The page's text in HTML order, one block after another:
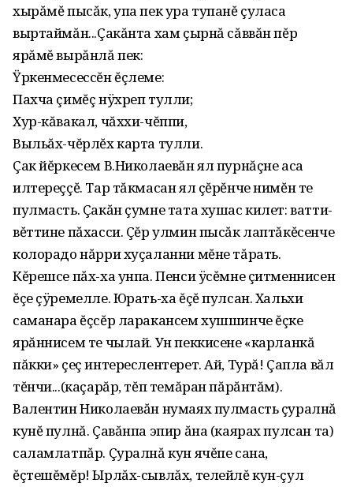
хырăмĕ пысăк‚ упа пек ура тупанĕ çуласа
выртаймăн...Çакăнта хам çырнă сăввăн пĕр
ярăмĕ вырăнлă пек:
Ÿркенмесессĕн ĕçлеме:
Пахча çимĕç нÿхреп тулли;
Хур-кăвакал‚ чăххи-чĕппи‚
Выльăх-чĕрлĕх карта тулли.
Çак йĕркесем В.Николаевăн ял пурнăçне аса
илтереççĕ. Тар тăкмасан ял çĕрĕнче нимĕн те
пулмасть. Çакăн çумне тата хушас килет: ватти-
вĕттине пăхасси. Çĕр улмин пысăк лаптăкĕсенче
колорадо нăрри хуçаланни мĕне тăрать.
Кĕрешсе пăх-ха унпа. Пенси ÿсĕмне çитменнисен
ĕçе çÿремелле. Юрать-ха ĕçĕ пулсан. Хальхи
саманара ĕçсĕр ларакансем хушшинче ĕçке
ярăннисем те чылай. Ун пеккисене «карланкă
пăкки» çеç интереслентерет. Ай‚ Турă! Çапла вăл
тĕнчи...(каçарăр‚ тĕп темăран пăрăнтăм).
Валентин Николаевăн нумаях пулмасть çуралнă
кунĕ пулнă. Çавăнпа эпир ăна (каярах пулсан та)
саламлатпăр. Çуралнă кун ячĕпе сана‚
ĕçтешĕмĕр! Ырлăх-сывлăх‚ телейлĕ кун-çул